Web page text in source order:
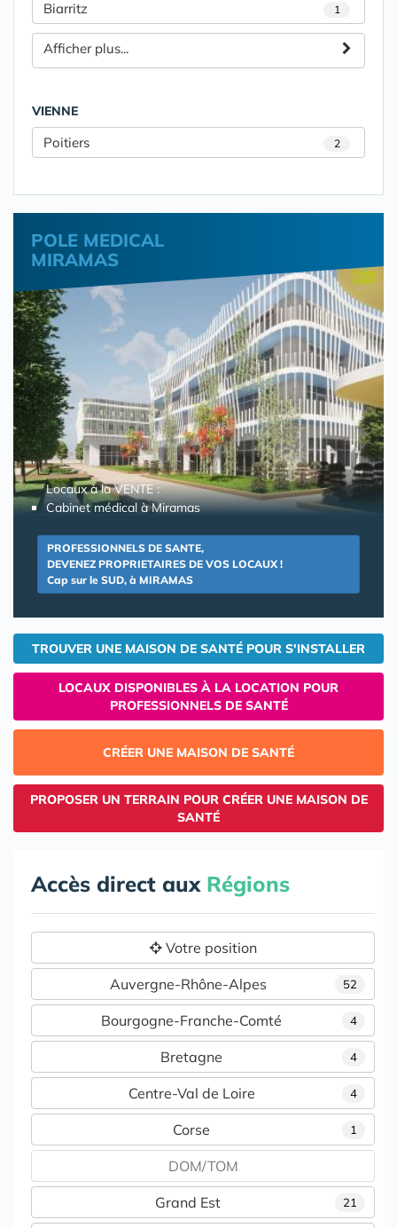
Biarritz 1
Afficher plus...
VIENNE
Poitiers 2
POLE MEDICAL
MIRAMAS
Locaux à la VENTE :
Cabinet médical à Miramas
PROFESSIONNELS DE SANTE,
DEVENEZ PROPRIETAIRES DE VOS LOCAUX !
Cap sur le SUD, à MIRAMAS
TROUVER UNE MAISON DE SANTÉ POUR S'INSTALLER
LOCAUX DISPONIBLES À LA LOCATION POUR
PROFESSIONNELS DE SANTÉ
CRÉER UNE MAISON DE SANTÉ
PROPOSER UN TERRAIN POUR CRÉER UNE MAISON DE
SANTÉ
Accès direct aux Régions
Votre position
52
Auvergne-Rhône-Alpes
4
Bourgogne-Franche-Comté
4
Bretagne
4
Centre-Val de Loire
1
Corse
DOM/TOM
21
Grand Est